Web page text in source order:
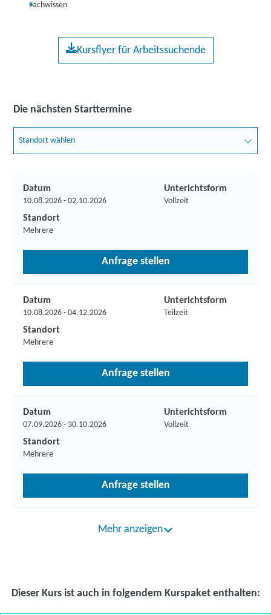
Fachwissen
Kursflyer für Arbeitssuchende
Die nächsten Starttermine
Standort wählen
Datum
10.08.2026 - 02.10.2026
Unterichtsform
Vollzeit
Standort
Mehrere
Anfrage stellen
Datum
10.08.2026 - 04.12.2026
Unterichtsform
Teilzeit
Standort
Mehrere
Anfrage stellen
Datum
07.09.2026 - 30.10.2026
Unterichtsform
Vollzeit
Standort
Mehrere
Anfrage stellen
Mehr anzeigen
Dieser Kurs ist auch in folgendem Kurspaket enthalten: